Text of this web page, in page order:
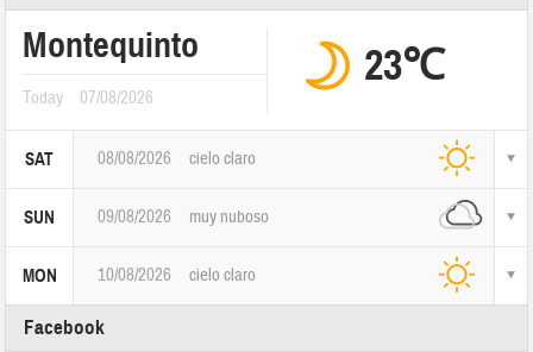
Montequinto
Today 07/08/2026
23℃
SAT 08/08/2026 cielo claro
SUN 09/08/2026 muy nuboso
MON 10/08/2026 cielo claro
Facebook